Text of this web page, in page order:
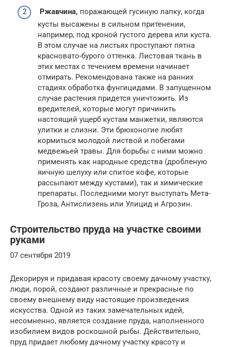
Ржавчина, поражающей гусиную лапку, когда
кусты высажены в сильном притенении,
например, под кроной густого дерева или куста.
В этом случае на листьях проступают пятна
красновато-бурого оттенка. Листовая ткань в
этих местах с течением времени начинает
отмирать. Рекомендована также на ранних
стадиях обработка фунгицидами. В запущенном
случае растения придется уничтожить. Из
вредителей, которые могут причинить
настоящий ущерб кустам манжетки, являются
улитки и слизни. Эти брюхоногие любят
кормиться молодой листвой и побегами
медвежьей травы. Для борьбы с ними можно
применять как народные средства (дробленую
яичную шелуху или спитое кофе, которые
рассыпают между кустами), так и химические
препараты. Последними могут выступать Мета-
Гроза, Антислизень или Улицид и Агрозин.
Строительство пруда на участке своими
руками
07 сентября 2019
Декорируя и придавая красоту своему дачному участку,
люди, порой, создают различные и прекрасные по
своему внешнему виду настоящие произведения
искусства. Одной из таких замечательных идей,
несомненно, является создание пруда, наполненного
изобилием видов роскошной рыбы. Действительно,
пруд придает любому дачному участку красоту и